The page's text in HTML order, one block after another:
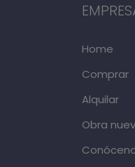
Home
Comprar
Alquilar
Obra